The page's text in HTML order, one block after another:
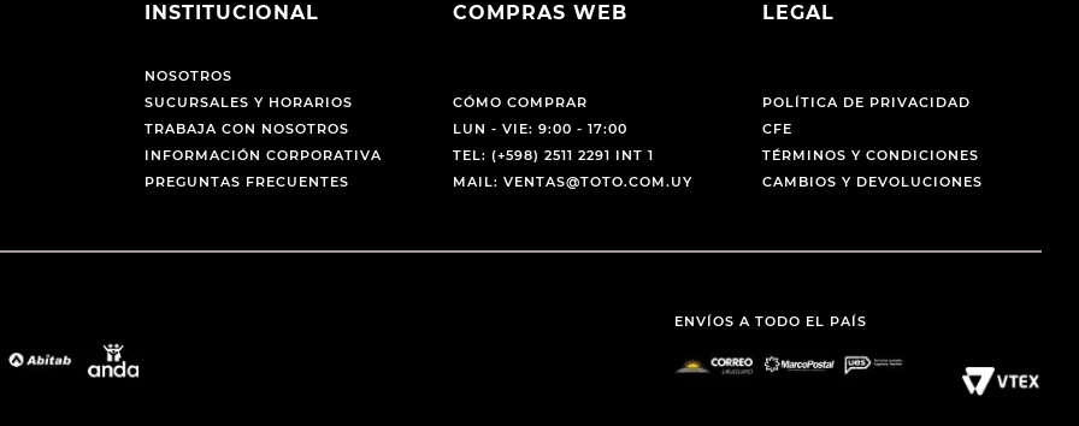
INSTITUCIONAL
NOSOTROS
SUCURSALES Y HORARIOS
TRABAJA CON NOSOTROS
INFORMACIÓN CORPORATIVA
PREGUNTAS FRECUENTES
COMPRAS WEB
CÓMO COMPRAR
LUN - VIE: 9:00 - 17:00
TEL: (+598) 2511 2291 INT 1
MAIL: VENTAS@TOTO.COM.UY
LEGAL
POLÍTICA DE PRIVACIDAD
CFE
TÉRMINOS Y CONDICIONES
CAMBIOS Y DEVOLUCIONES
ENVÍOS A TODO EL PAÍS